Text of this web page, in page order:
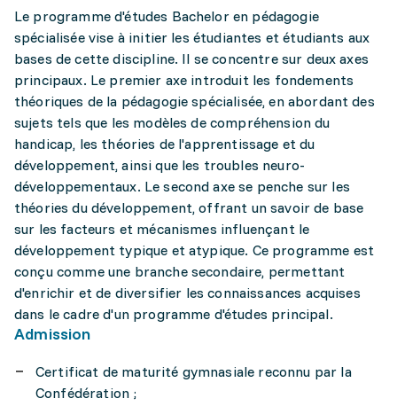
Le programme d'études Bachelor en pédagogie
spécialisée vise à initier les étudiantes et étudiants aux
bases de cette discipline. Il se concentre sur deux axes
principaux. Le premier axe introduit les fondements
théoriques de la pédagogie spécialisée, en abordant des
sujets tels que les modèles de compréhension du
handicap, les théories de l'apprentissage et du
développement, ainsi que les troubles neuro-
développementaux. Le second axe se penche sur les
théories du développement, offrant un savoir de base
sur les facteurs et mécanismes influençant le
développement typique et atypique. Ce programme est
conçu comme une branche secondaire, permettant
d'enrichir et de diversifier les connaissances acquises
dans le cadre d'un programme d'études principal.
Admission
Certificat de maturité gymnasiale reconnu par la
Confédération ;